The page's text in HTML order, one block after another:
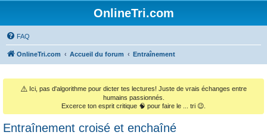
OnlineTri.com
FAQ
OnlineTri.com Accueil du forum Entraînement
⚠️ Ici, pas d'algorithme pour dicter tes lectures! Juste de vrais échanges entre
humains passionnés.
Excerce ton esprit critique 🧠 pour faire le ... tri 😉.
Entraînement croisé et enchaîné